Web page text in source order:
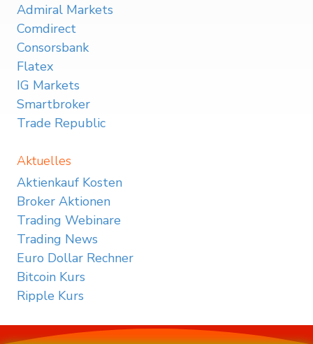
Admiral Markets
Comdirect
Consorsbank
Flatex
IG Markets
Smartbroker
Trade Republic
Aktuelles
Aktienkauf Kosten
Broker Aktionen
Trading Webinare
Trading News
Euro Dollar Rechner
Bitcoin Kurs
Ripple Kurs